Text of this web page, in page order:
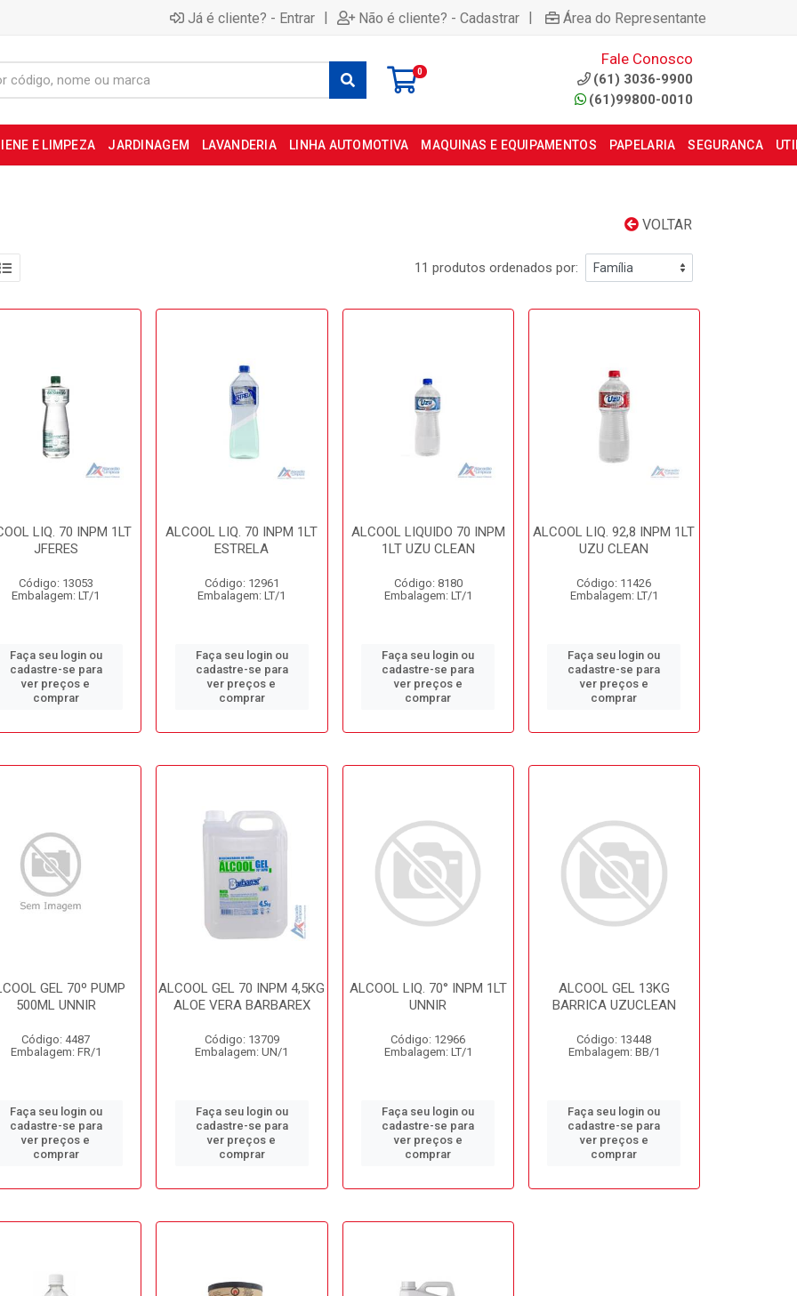
Já é cliente? - Entrar | Não é cliente? - Cadastrar | Área do Representante
0
Fale Conosco
(61) 3036-9900
(61)99800-0010
E LIMPEZA JARDINAGEM LAVANDERIA LINHA AUTOMOTIVA MAQUINAS E EQUIPAMENTOS PAPELARIA SEGURANCA
VOLTAR
11 produtos ordenados por:
LIQ. 70 INPM 1LT
JFERES
Código: 13053
Embalagem: LT/1
Faça seu login ou
cadastre-se para
ver preços e
comprar
ALCOOL LIQ. 70 INPM 1LT
ESTRELA
Código: 12961
Embalagem: LT/1
Faça seu login ou
cadastre-se para
ver preços e
comprar
ALCOOL LIQUIDO 70 INPM
1LT UZU CLEAN
Código: 8180
Embalagem: LT/1
Faça seu login ou
cadastre-se para
ver preços e
comprar
ALCOOL LIQ. 92,8 INPM 1LT
UZU CLEAN
Código: 11426
Embalagem: LT/1
Faça seu login ou
cadastre-se para
ver preços e
comprar
GEL 70º PUMP
500ML UNNIR
Código: 4487
Embalagem: FR/1
Faça seu login ou
cadastre-se para
ver preços e
comprar
ALCOOL GEL 70 INPM 4,5KG
ALOE VERA BARBAREX
Código: 13709
Embalagem: UN/1
Faça seu login ou
cadastre-se para
ver preços e
comprar
ALCOOL LIQ. 70° INPM 1LT
UNNIR
Código: 12966
Embalagem: LT/1
Faça seu login ou
cadastre-se para
ver preços e
comprar
ALCOOL GEL 13KG
BARRICA UZUCLEAN
Código: 13448
Embalagem: BB/1
Faça seu login ou
cadastre-se para
ver preços e
comprar